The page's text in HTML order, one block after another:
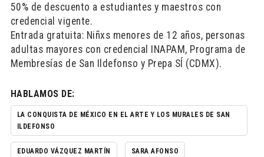
50% de descuento a estudiantes y maestros con
credencial vigente.
Entrada gratuita: Niñxs menores de 12 años, personas
adultas mayores con credencial INAPAM, Programa de
Membresías de San Ildefonso y Prepa SÍ (CDMX).
HABLAMOS DE:
LA CONQUISTA DE MÉXICO EN EL ARTE Y LOS MURALES DE SAN
ILDEFONSO
EDUARDO VÁZQUEZ MARTÍN SARA AFONSO